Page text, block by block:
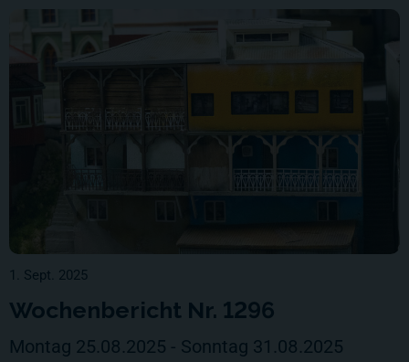
1. Sept. 2025
Wochenbericht Nr. 1296
Montag 25.08.2025 - Sonntag 31.08.2025